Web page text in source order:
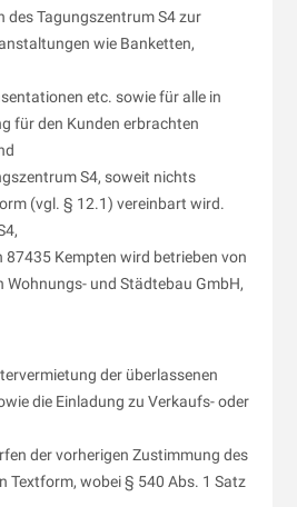
Tagungszentrum S4 zur
wie Banketten,
etc. sowie für alle in
für den Kunden erbrachten
S4, soweit nichts
(vgl. § 12.1) vereinbart wird.
87435 Kempten wird betrieben von
Wohnungs- und Städtebau GmbH,
der überlassenen
die Einladung zu Verkaufs- oder
der vorherigen Zustimmung des
Textform, wobei § 540 Abs. 1 Satz